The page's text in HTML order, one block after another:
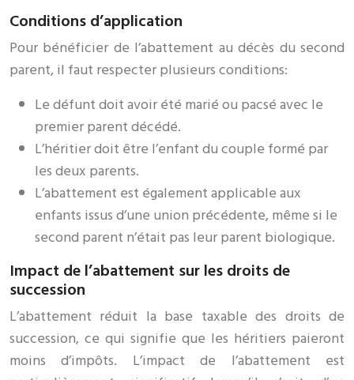
Conditions d’application
Pour bénéficier de l’abattement au décès du second
parent, il faut respecter plusieurs conditions:
Le défunt doit avoir été marié ou pacsé avec le
premier parent décédé.
L’héritier doit être l’enfant du couple formé par
les deux parents.
L’abattement est également applicable aux
enfants issus d’une union précédente, même si le
second parent n’était pas leur parent biologique.
Impact de l’abattement sur les droits de
succession
L’abattement réduit la base taxable des droits de
succession, ce qui signifie que les héritiers paieront
moins d’impôts. L’impact de l’abattement est